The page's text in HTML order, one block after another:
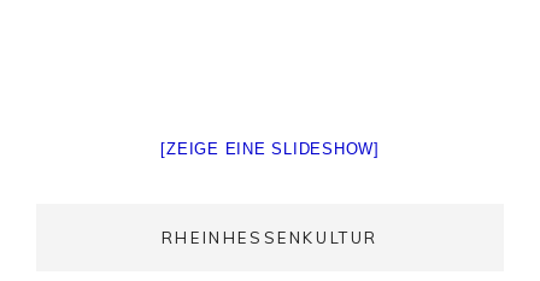
[ZEIGE EINE SLIDESHOW]
RHEINHESSENKULTUR